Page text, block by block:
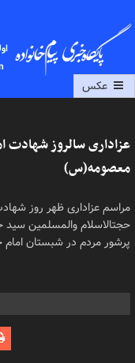
عکس
عزاداری سالروز
معصومه(س)
مراسم عزاداری ظهر روز
حجتالاسلام والمسلمین
پرشور مردم در شبستان امام